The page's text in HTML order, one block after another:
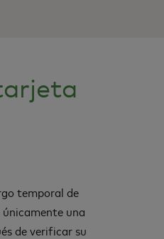
temporal de
una
de verificar su